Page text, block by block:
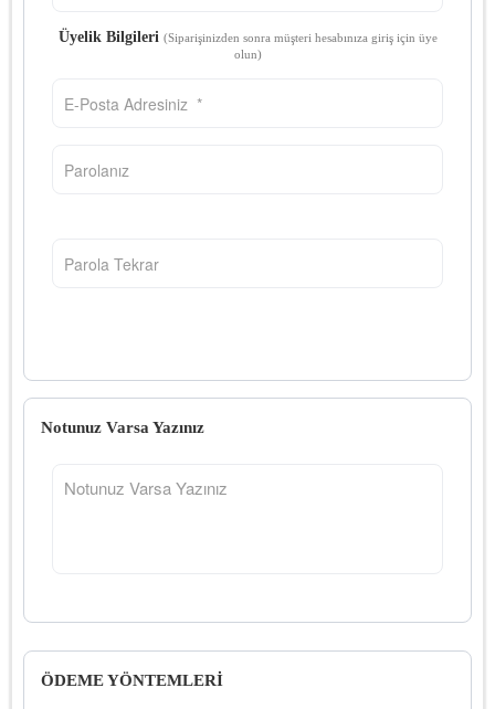
Üyelik Bilgileri (Siparişinizden sonra müşteri hesabınıza giriş için üye
olun)
Notunuz Varsa Yazınız
ÖDEME YÖNTEMLERİ